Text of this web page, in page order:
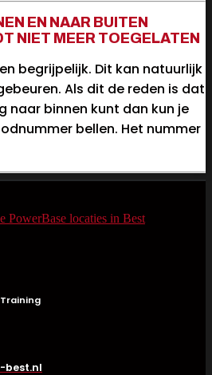
EN NAAR BUITEN
NIET MEER TOEGELATEN
begrijpelijk. Dit kan natuurlijk
Als dit de reden is dat
naar binnen kunt dan kun je
bellen. Het nummer
best.nl